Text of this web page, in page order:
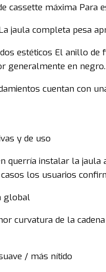
cassette máxima Para
jaula completa pesa
estéticos El anillo de
generalmente en negro.
cuentan con
y de uso
querría instalar la jaula
los usuarios
global
curvatura de la
/ más nítido